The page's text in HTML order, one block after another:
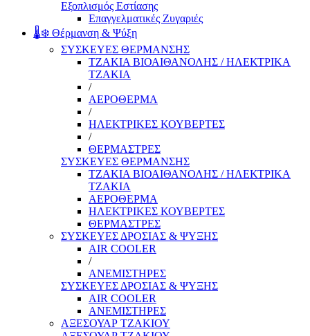
Εξοπλισμός Εστίασης
Επαγγελματικές Ζυγαριές
🌡️❄️ Θέρμανση & Ψύξη
ΣΥΣΚΕΥΕΣ ΘΕΡΜΑΝΣΗΣ
ΤΖΑΚΙΑ ΒΙΟΑΙΘΑΝΟΛΗΣ / ΗΛΕΚΤΡΙΚΑ
ΤΖΑΚΙΑ
/
ΑΕΡΟΘΕΡΜΑ
/
ΗΛΕΚΤΡΙΚΕΣ ΚΟΥΒΕΡΤΕΣ
/
ΘΕΡΜΑΣΤΡΕΣ
ΣΥΣΚΕΥΕΣ ΘΕΡΜΑΝΣΗΣ
ΤΖΑΚΙΑ ΒΙΟΑΙΘΑΝΟΛΗΣ / ΗΛΕΚΤΡΙΚΑ
ΤΖΑΚΙΑ
ΑΕΡΟΘΕΡΜΑ
ΗΛΕΚΤΡΙΚΕΣ ΚΟΥΒΕΡΤΕΣ
ΘΕΡΜΑΣΤΡΕΣ
ΣΥΣΚΕΥΕΣ ΔΡΟΣΙΑΣ & ΨΥΞΗΣ
AIR COOLER
/
ΑΝΕΜΙΣΤΗΡΕΣ
ΣΥΣΚΕΥΕΣ ΔΡΟΣΙΑΣ & ΨΥΞΗΣ
AIR COOLER
ΑΝΕΜΙΣΤΗΡΕΣ
ΑΞΕΣΟΥΑΡ ΤΖΑΚΙΟΥ